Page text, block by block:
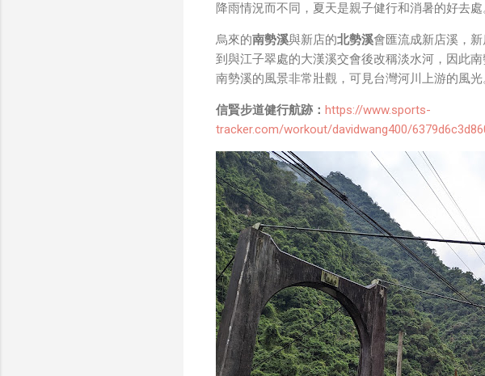
降雨情況而不同，夏天是親子健行和消暑的好去處
烏來的南勢溪與新店的北勢溪會匯流成新店溪，
到與江子翠處的大漢溪交會後改稱淡水河，因此
南勢溪的風景非常壯觀，可見台灣河川上游的風光
信賢步道健行航跡： https://www.sports-
tracker.com/workout/davidwang400/